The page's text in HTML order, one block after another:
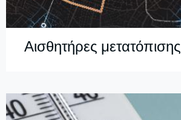
Αισθητήρες μετατόπισης